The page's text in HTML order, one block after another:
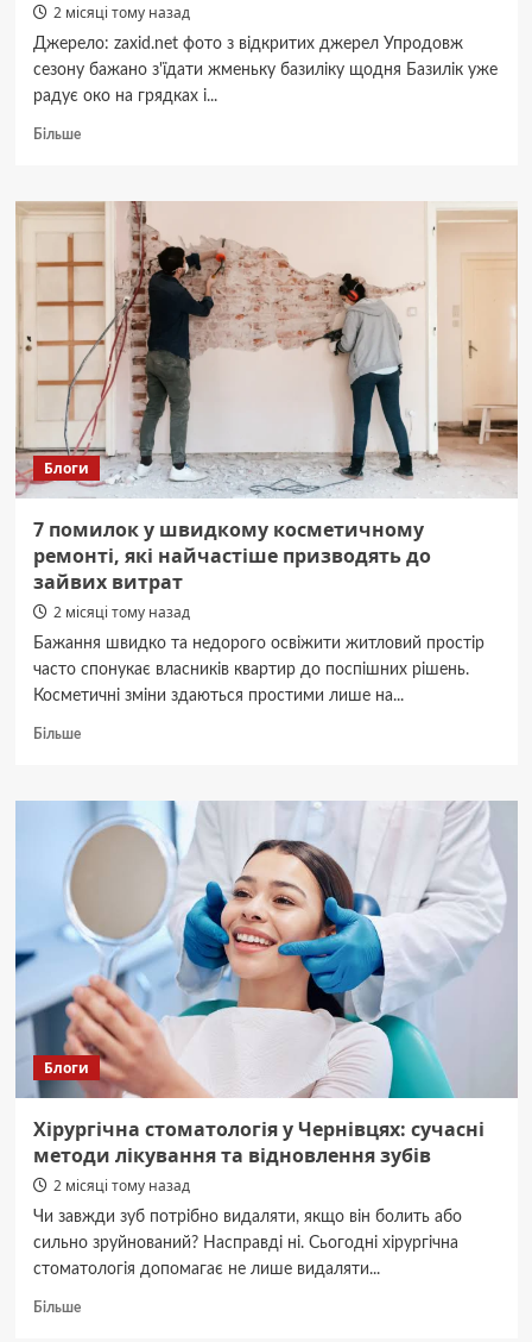
2 місяці тому назад
Джерело: zaxid.net фото з відкритих джерел Упродовж
сезону бажано з'їдати жменьку базиліку щодня Базилік уже
радує око на грядках і...
БільшеДокладніше
як
впливає
на
судини,
нервову
систему,
зниження
тиску
рівня
цукру
в
крові
Блоги
7 помилок у швидкому косметичному
ремонті, які найчастіше призводять до
зайвих витрат
2 місяці тому назад
Бажання швидко та недорого освіжити житловий простір
часто спонукає власників квартир до поспішних рішень.
Косметичні зміни здаються простими лише на...
БільшеДокладніше
помилок
швидкому
косметичному
найчастіше
призводять
до
зайвих
витрат
Блоги
Хірургічна стоматологія у Чернівцях: сучасні
методи лікування та відновлення зубів
2 місяці тому назад
Чи завжди зуб потрібно видаляти, якщо він болить або
сильно зруйнований? Насправді ні. Сьогодні хірургічна
стоматологія допомагає не лише видаляти...
БільшеДокладніше